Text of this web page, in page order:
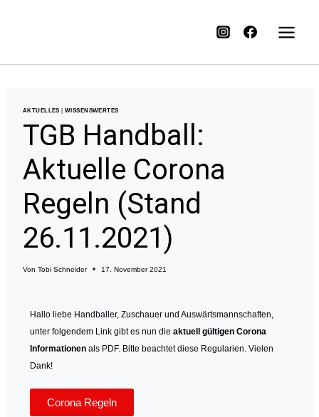
AKTUELLES |WISSENSWERTES
TGB Handball:
Aktuelle Corona
Regeln (Stand
26.11.2021)
Von Tobi Schneider 17. November 2021
Hallo liebe Handballer, Zuschauer und Auswärtsmannschaften,
unter folgendem Link gibt es nun die aktuell gültigen Corona
Informationen als PDF. Bitte beachtet diese Regularien. Vielen
Dank!
Corona Regeln